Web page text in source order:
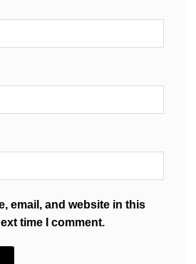
email, and website in this
time I comment.